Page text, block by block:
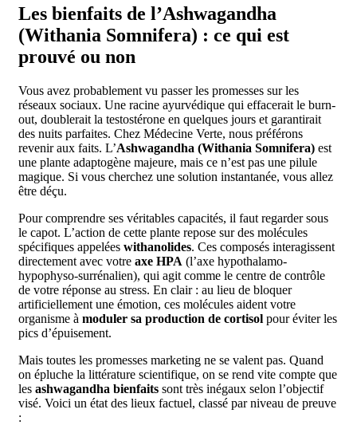
Les bienfaits de l’Ashwagandha
(Withania Somnifera) : ce qui est
prouvé ou non
Vous avez probablement vu passer les promesses sur les
réseaux sociaux. Une racine ayurvédique qui effacerait le burn-
out, doublerait la testostérone en quelques jours et garantirait
des nuits parfaites. Chez Médecine Verte, nous préférons
revenir aux faits. L’Ashwagandha (Withania Somnifera) est
une plante adaptogène majeure, mais ce n’est pas une pilule
magique. Si vous cherchez une solution instantanée, vous allez
être déçu.
Pour comprendre ses véritables capacités, il faut regarder sous
le capot. L’action de cette plante repose sur des molécules
spécifiques appelées withanolides. Ces composés interagissent
directement avec votre axe HPA (l’axe hypothalamo-
hypophyso-surrénalien), qui agit comme le centre de contrôle
de votre réponse au stress. En clair : au lieu de bloquer
artificiellement une émotion, ces molécules aident votre
organisme à moduler sa production de cortisol pour éviter les
pics d’épuisement.
Mais toutes les promesses marketing ne se valent pas. Quand
on épluche la littérature scientifique, on se rend vite compte que
les ashwagandha bienfaits sont très inégaux selon l’objectif
visé. Voici un état des lieux factuel, classé par niveau de preuve
: